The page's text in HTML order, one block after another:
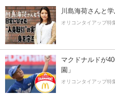
川島海荷さんと
オリコンタイアップ特
マクドナルドが
園」
オリコンタイアップ特